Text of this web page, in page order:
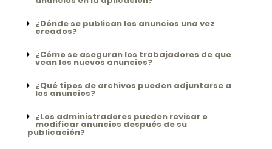
¿Dónde se publican los anuncios una vez
creados?
¿Cómo se aseguran los trabajadores de que
vean los nuevos anuncios?
¿Qué tipos de archivos pueden adjuntarse a
los anuncios?
¿Los administradores pueden revisar o
modificar anuncios después de su
publicación?